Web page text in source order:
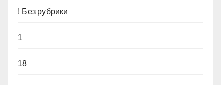
! Без рубрики
1
18